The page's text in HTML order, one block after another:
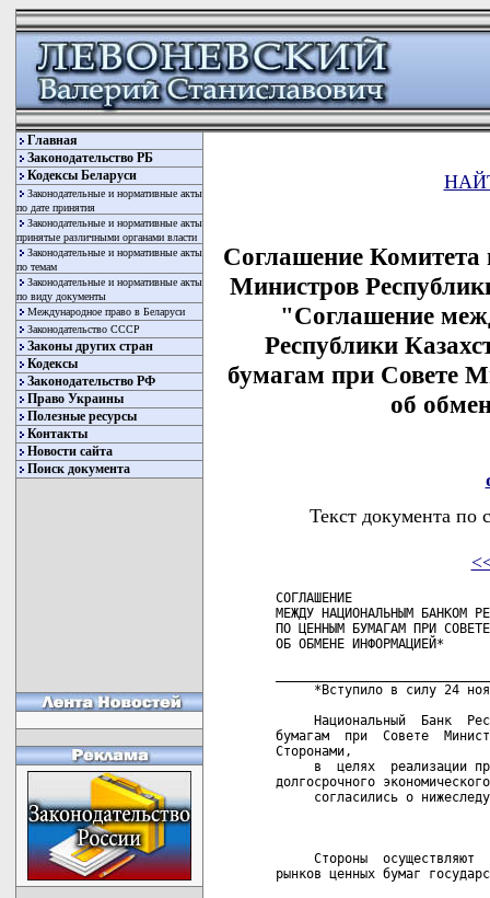
Главная
Законодательство РБ
Кодексы Беларуси
Законодательные и нормативные акты
по дате принятия
Законодательные и нормативные акты
принятые различными органами власти
Законодательные и нормативные акты
по темам
Законодательные и нормативные акты
по виду документы
Международное право в Беларуси
Законодательство СССР
Законы других стран
Кодексы
Законодательство РФ
Право Украины
Полезные ресурсы
Контакты
Новости сайта
Поиск документа
Соглашение
Министров
"Соглашение
Республики
бумагам при Совете
об
Текст документа по
СОГЛАШЕНИЕ
МЕЖДУ НАЦИОНАЛЬНЫМ БАНКОМ
ПО ЦЕННЫМ БУМАГАМ ПРИ
ОБ ОБМЕНЕ ИНФОРМАЦИЕЙ*
*Вступило в силу 24
Национальный  Банк
бумагам  при  Совете
Сторонами,
в  целях  реализации
долгосрочного
согласились о
Стороны  осуществляют
рынков ценных бумаг